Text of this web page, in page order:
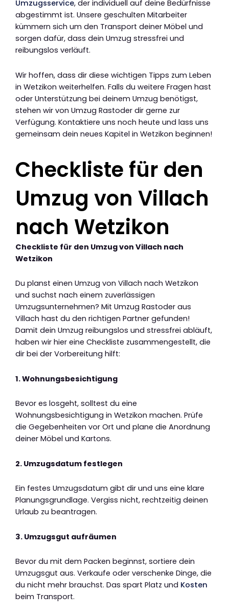
Umzugsservice, der individuell auf deine Bedürfnisse
abgestimmt ist. Unsere geschulten Mitarbeiter
kümmern sich um den Transport deiner Möbel und
sorgen dafür, dass dein Umzug stressfrei und
reibungslos verläuft.
Wir hoffen, dass dir diese wichtigen Tipps zum Leben
in Wetzikon weiterhelfen. Falls du weitere Fragen hast
oder Unterstützung bei deinem Umzug benötigst,
stehen wir von Umzug Rastoder dir gerne zur
Verfügung. Kontaktiere uns noch heute und lass uns
gemeinsam dein neues Kapitel in Wetzikon beginnen!
Checkliste für den
Umzug von Villach
nach Wetzikon
Checkliste für den Umzug von Villach nach
Wetzikon
Du planst einen Umzug von Villach nach Wetzikon
und suchst nach einem zuverlässigen
Umzugsunternehmen? Mit Umzug Rastoder aus
Villach hast du den richtigen Partner gefunden!
Damit dein Umzug reibungslos und stressfrei abläuft,
haben wir hier eine Checkliste zusammengestellt, die
dir bei der Vorbereitung hilft:
1. Wohnungsbesichtigung
Bevor es losgeht, solltest du eine
Wohnungsbesichtigung in Wetzikon machen. Prüfe
die Gegebenheiten vor Ort und plane die Anordnung
deiner Möbel und Kartons.
2. Umzugsdatum festlegen
Ein festes Umzugsdatum gibt dir und uns eine klare
Planungsgrundlage. Vergiss nicht, rechtzeitig deinen
Urlaub zu beantragen.
3. Umzugsgut aufräumen
Bevor du mit dem Packen beginnst, sortiere dein
Umzugsgut aus. Verkaufe oder verschenke Dinge, die
du nicht mehr brauchst. Das spart Platz und Kosten
beim Transport.